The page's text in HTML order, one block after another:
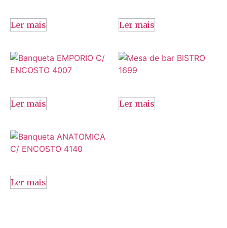
Ler mais Ler mais
Ler mais Ler mais
Ler mais